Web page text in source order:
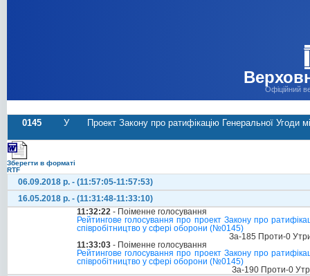
Офіційний
0145 У Проект Закону про ратифікацію Генеральної Угоди
Зберегти в форматі
RTF
06.09.2018 р. - (11:57:05-11:57:53)
16.05.2018 р. - (11:31:48-11:33:10)
11:32:22 - Поіменне голосування
Рейтингове голосування про проект Закону про
співробітництво у сфері оборони (№0145)
За-185 Проти-0
11:33:03 - Поіменне голосування
Рейтингове голосування про проект Закону про
співробітництво у сфері оборони (№0145)
За-190 Проти-0